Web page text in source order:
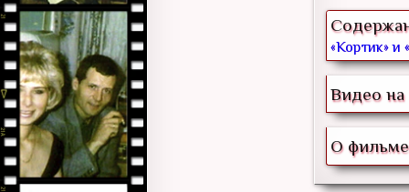
«Кортик» и
Видео на
О